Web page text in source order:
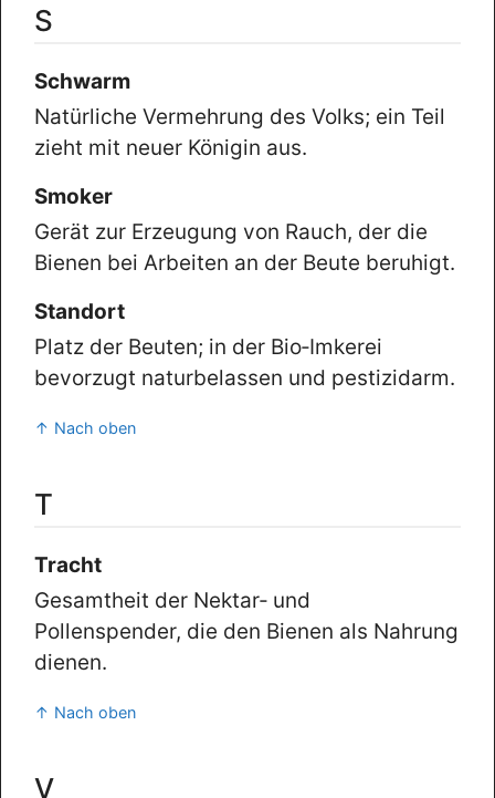
S
Schwarm
Natürliche Vermehrung des Volks; ein Teil
zieht mit neuer Königin aus.
Smoker
Gerät zur Erzeugung von Rauch, der die
Bienen bei Arbeiten an der Beute beruhigt.
Standort
Platz der Beuten; in der Bio‑Imkerei
bevorzugt naturbelassen und pestizidarm.
↑ Nach oben
T
Tracht
Gesamtheit der Nektar‑ und
Pollenspender, die den Bienen als Nahrung
dienen.
↑ Nach oben
V